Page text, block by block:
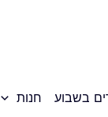
בשבוע
חנות